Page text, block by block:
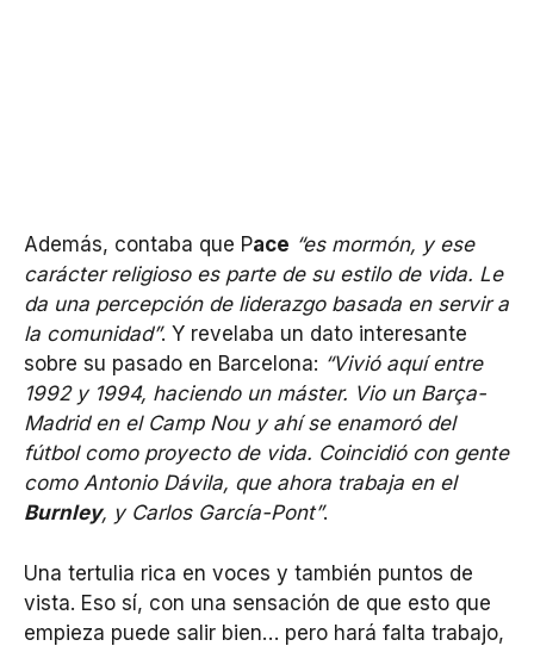
Además, contaba que Pace “es mormón, y ese
carácter religioso es parte de su estilo de vida. Le
da una percepción de liderazgo basada en servir a
la comunidad”. Y revelaba un dato interesante
sobre su pasado en Barcelona: “Vivió aquí entre
1992 y 1994, haciendo un máster. Vio un Barça-
Madrid en el Camp Nou y ahí se enamoró del
fútbol como proyecto de vida. Coincidió con gente
como Antonio Dávila, que ahora trabaja en el
Burnley, y Carlos García-Pont”.
Una tertulia rica en voces y también puntos de
vista. Eso sí, con una sensación de que esto que
empieza puede salir bien… pero hará falta trabajo,